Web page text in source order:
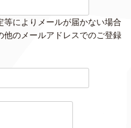
によりメールが届かない場合
のメールアドレスでのご登録